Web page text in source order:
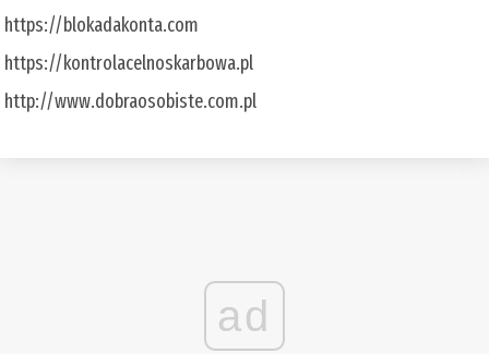
https://blokadakonta.com
https://kontrolacelnoskarbowa.pl
http://www.dobraosobiste.com.pl
ad